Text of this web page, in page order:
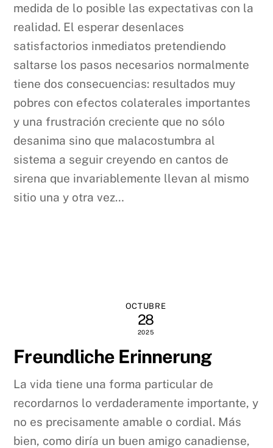
medida de lo posible las expectativas con la
realidad. El esperar desenlaces
satisfactorios inmediatos pretendiendo
saltarse los pasos necesarios normalmente
tiene dos consecuencias: resultados muy
pobres con efectos colaterales importantes
y una frustración creciente que no sólo
desanima sino que malacostumbra al
sistema a seguir creyendo en cantos de
sirena que invariablemente llevan al mismo
sitio una y otra vez…
OCTUBRE
28
2025
Freundliche Erinnerung
La vida tiene una forma particular de
recordarnos lo verdaderamente importante, y
no es precisamente amable o cordial. Más
bien, como diría un buen amigo canadiense,